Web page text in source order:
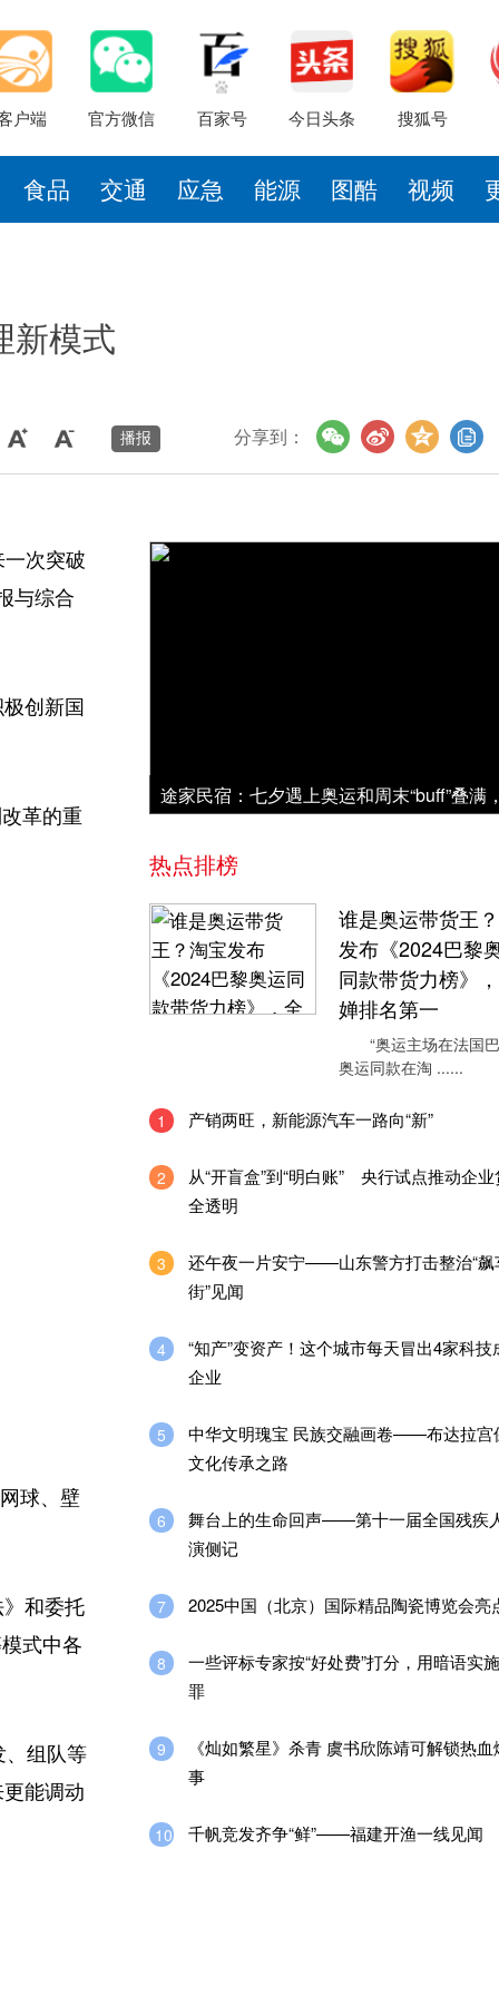
户端 官方微信 百家号 今日头条 搜狐号
食品 交通 应急 能源 图酷 视频
新模式
分享到：
次突破
与综合
创新国
革的重
球、壁
和委托
式中各
组队等
能调动
热点排榜
谁是奥运带货王
发布《2024巴黎
同款带货力榜》
婵排名第一
“奥运主场在法国
奥运同款在淘 ......
1 产销两旺，新能源汽车一路向“新”
2
从“开盲盒”到“明白账” 央行试点推动企
全透明
3
还午夜一片安宁——山东警方打击整治“飙
街”见闻
4
“知产”变资产！这个城市每天冒出4家科技
企业
5
中华文明瑰宝 民族交融画卷——布达拉宫
文化传承之路
6
舞台上的生命回声——第十一届全国残疾
演侧记
7 2025中国（北京）国际精品陶瓷博览会亮
8
一些评标专家按“好处费”打分，用暗语实
罪
9
《灿如繁星》杀青 虞书欣陈靖可解锁热
事
10 千帆竞发齐争“鲜”——福建开渔一线见闻